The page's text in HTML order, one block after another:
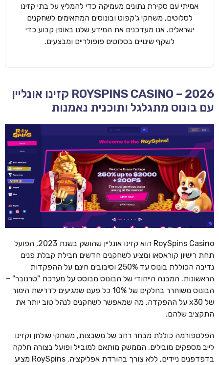
אמיתי עם סקירת נתונים מעמיקה כדי להמליץ על בתי קזינו
לסלוטים, משחקי ג'קפוט ובונוסים המתאימים לשחקנים
ישראלים. אנו מעדכנים את המידע שלנו באופן קבוע כדי
לשקף שינויים בסלוטים פופולריים ומבצעים.
ROYSPINS CASINO – 2026 קזינו אונליין
עם בונוס מתגלגל ותוכנית נאמנות
RoySpins Casino הוא קזינו אונליין שהושק בשנת 2023, הפועל
תחת רישיון קוראסאו ומציע לשחקנים חדשים חבילת קבלת פנים
נדיבה הכוללת בונוס עד 250% וסיבובים חינם על ההפקדות
הראשונות. המבנה הייחודי של הבונוס מבוסס על מערכת "טרנובר" –
הבונוס משוחרר בחלקים של 10% כל פעם שמגיעים לדרישת הימור
של x30 על ההפקדה, מה שמאפשר לשחקנים לנהל טוב יותר את
התקציב שלהם.
הפלטפורמה כוללת מבחר רחב של משבצות, משחקי שולחן וקזינו
לייב מספקים מובילים. הממשק מותאם למובייל ופועל בצורה חלקה
בדפדפנים ניידים, ללא צורך בהורדת אפליקציה. RoySpins מציע